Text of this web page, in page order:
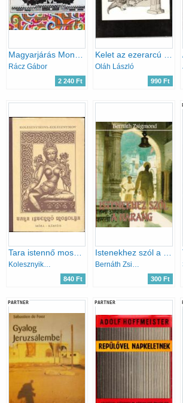
Rácz Gábor
2 240 Ft
Oláh László
990 Ft
840 Ft 300 Ft
PARTNER PARTNER